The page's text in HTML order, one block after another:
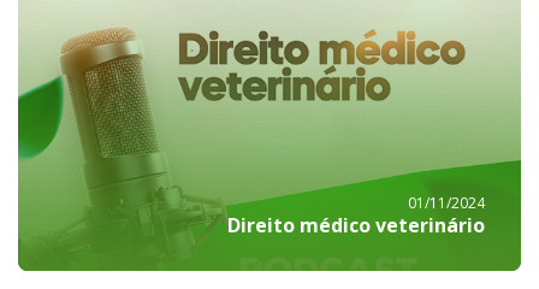
01/11/2024
Direito médico veterinário